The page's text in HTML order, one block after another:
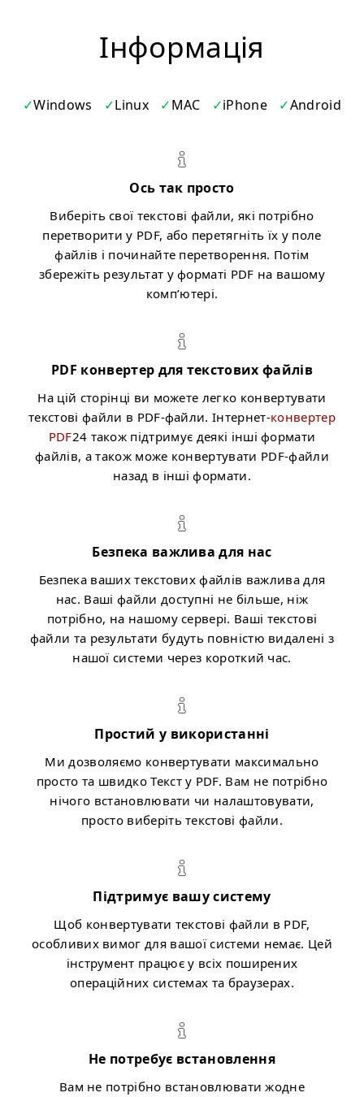
Iнформація
Windows Linux MAC iPhone Android
Ось так просто
Виберіть свої текстові файли, які потрібно
перетворити у PDF, або перетягніть їх у поле
файлів і починайте перетворення. Потім
збережіть результат у форматі PDF на вашому
комп’ютері.
PDF конвертер для текстових файлів
На цій сторінці ви можете легко конвертувати
текстові файли в PDF-файли. Інтернет-конвертер
PDF24 також підтримує деякі інші формати
файлів, а також може конвертувати PDF-файли
назад в інші формати.
Безпека важлива для нас
Безпека ваших текстових файлів важлива для
нас. Ваші файли доступні не більше, ніж
потрібно, на нашому сервері. Ваші текстові
файли та результати будуть повністю видалені з
нашої системи через короткий час.
Простий у використанні
Ми дозволяємо конвертувати максимально
просто та швидко Текст у PDF. Вам не потрібно
нічого встановлювати чи налаштовувати,
просто виберіть текстові файли.
Підтримує вашу систему
Щоб конвертувати текстові файли в PDF,
особливих вимог для вашої системи немає. Цей
інструмент працює у всіх поширених
операційних системах та браузерах.
Не потребує встановлення
Вам не потрібно встановлювати жодне